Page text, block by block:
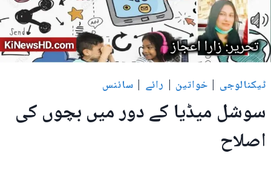
ٹیکنالوجی | خواتین | رائے | سائنس
سوشل میڈیا کے دور میں بچوں کی
اصلاح